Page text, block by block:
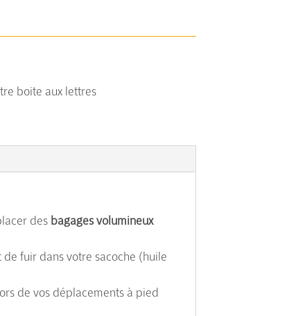
boite aux lettres
des bagages volumineux
fuir dans votre sacoche (huile
de vos déplacements à pied